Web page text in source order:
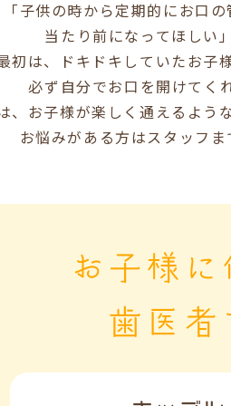
「子供の時から定期的にお口
当たり前になってほしい
初は、ドキドキしていたお子
必ず自分でお口を開けてく
、お子様が楽しく通えるよう
お悩みがある方はスタッフま
お子様に
歯医者